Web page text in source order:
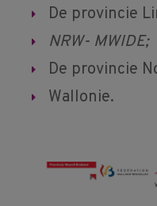
De provincie
NRW- MWIDE;
De provincie
Wallonie.